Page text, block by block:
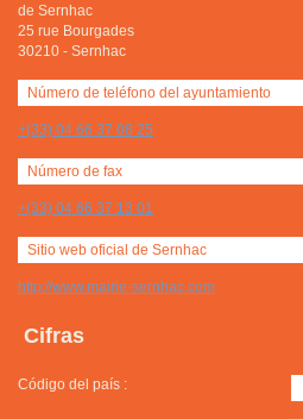
de Sernhac
25 rue Bourgades
30210 - Sernhac
Número de teléfono del ayuntamiento
+(33) 04 66 37 08 25
Número de fax
+(33) 04 66 37 13 01
Sitio web oficial de Sernhac
http://www.mairie-sernhac.com
Cifras
Código del país :